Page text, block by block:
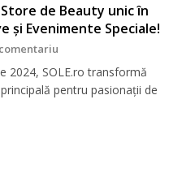
Store de Beauty unic în
și Evenimente Speciale!
2024, SOLE.ro transformă
pentru pasionații de